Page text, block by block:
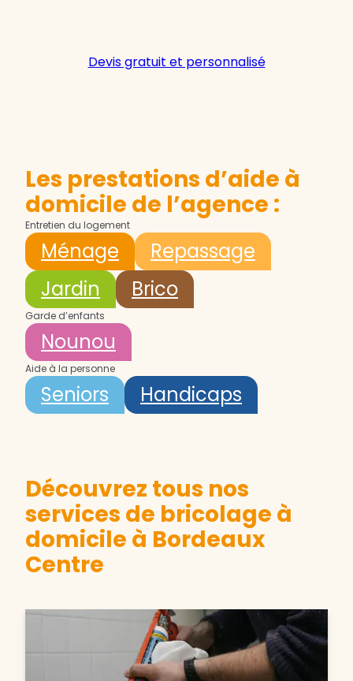
Devis gratuit et personnalisé
Les prestations d’aide à
domicile de l’agence :
Entretien du logement
Ménage
Repassage
Jardin
Brico
Garde d’enfants
Nounou
Aide à la personne
Seniors Handicaps
Découvrez tous nos
services de bricolage à
domicile à Bordeaux
Centre